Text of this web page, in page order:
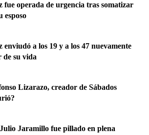
fue operada de urgencia tras somatizar
esposo
a los 19 y a los 47 nuevamente
de su vida
Lizarazo, creador de Sábados
Jaramillo fue pillado en plena